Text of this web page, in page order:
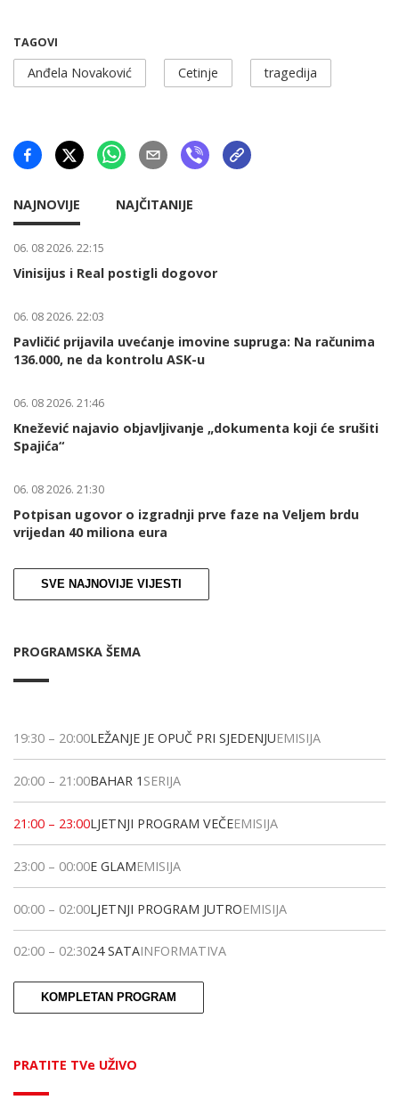
TAGOVI
Anđela Novaković Cetinje tragedija
NAJNOVIJE NAJČITANIJE
06. 08 2026. 22:15
Vinisijus i Real postigli dogovor
06. 08 2026. 22:03
Pavličić prijavila uvećanje imovine supruga: Na računima
136.000, ne da kontrolu ASK-u
06. 08 2026. 21:46
Knežević najavio objavljivanje „dokumenta koji će srušiti
Spajića“
06. 08 2026. 21:30
Potpisan ugovor o izgradnji prve faze na Veljem brdu
vrijedan 40 miliona eura
SVE NAJNOVIJE VIJESTI
PROGRAMSKA ŠEMA
19:30 – 20:00LEŽANJE JE OPUČ PRI SJEDENJUEMISIJA
20:00 – 21:00BAHAR 1 SERIJA
21:00 – 23:00LJETNJI PROGRAM VEČEEMISIJA
23:00 – 00:00E GLAMEMISIJA
00:00 – 02:00LJETNJI PROGRAM JUTROEMISIJA
02:00 – 02:3024 SATAINFORMATIVA
KOMPLETAN PROGRAM
PRATITE TVe UŽIVO